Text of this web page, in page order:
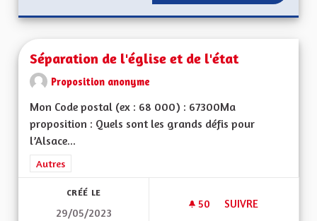
Séparation de l'église et de l'état
Proposition anonyme
Mon Code postal (ex : 68 000) : 67300Ma
proposition : Quels sont les grands défis pour
l’Alsace...
Filtrer les résultats de la catégorie : Autres
Autres
CRÉÉ LE
29/05/2023
50 50 ABONNÉS
SUIVRE